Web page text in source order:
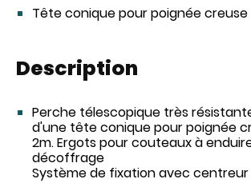
Tête conique pour poignée creuse
Description
Perche télescopique très
d'une tête conique pour poignée
2m.Ergots pour couteaux à
décoffrage
Système de fixation avec